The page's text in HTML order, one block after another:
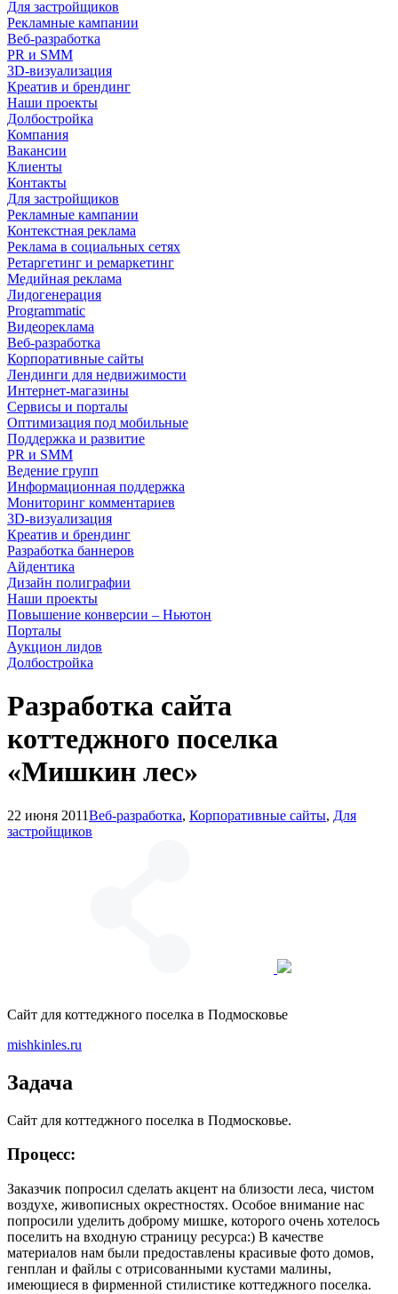
Для застройщиков
Рекламные кампании
Веб-разработка
PR и SMM
3D-визуализация
Креатив и брендинг
Наши проекты
Долбостройка
Компания
Вакансии
Клиенты
Контакты
Для застройщиков
Рекламные кампании
Контекстная реклама
Реклама в социальных сетях
Ретаргетинг и ремаркетинг
Медийная реклама
Лидогенерация
Programmatic
Видеореклама
Веб-разработка
Корпоративные сайты
Лендинги для недвижимости
Интернет-магазины
Сервисы и порталы
Оптимизация под мобильные
Поддержка и развитие
PR и SMM
Ведение групп
Информационная поддержка
Мониторинг комментариев
3D-визуализация
Креатив и брендинг
Разработка баннеров
Айдентика
Дизайн полиграфии
Наши проекты
Повышение конверсии – Ньютон
Порталы
Аукцион лидов
Долбостройка
Разработка сайта
коттеджного поселка
«Мишкин лес»
22 июня 2011Веб-разработка, Корпоративные сайты, Для
застройщиков
Сайт для коттеджного поселка в Подмосковье
mishkinles.ru
Задача
Сайт для коттеджного поселка в Подмосковье.
Процесс:
Заказчик попросил сделать акцент на близости леса, чистом
воздухе, живописных окрестностях. Особое внимание нас
попросили уделить доброму мишке, которого очень хотелось
поселить на входную страницу ресурса:) В качестве
материалов нам были предоставлены красивые фото домов,
генплан и файлы с отрисованными кустами малины,
имеющиеся в фирменной стилистике коттеджного поселка.